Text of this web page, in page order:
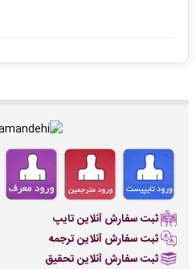
ثبت سفارش آنلاین تایپ
ثبت سفارش آنلاین ترجمه
ثبت سفارش آنلاین تحقیق